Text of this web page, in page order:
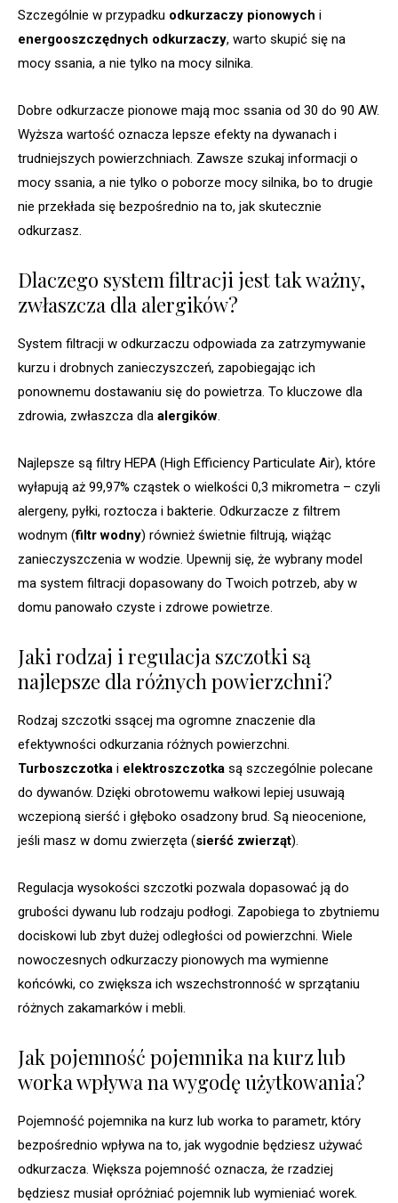
Szczególnie w przypadku odkurzaczy pionowych i
energooszczędnych odkurzaczy, warto skupić się na
mocy ssania, a nie tylko na mocy silnika.
Dobre odkurzacze pionowe mają moc ssania od 30 do 90 AW.
Wyższa wartość oznacza lepsze efekty na dywanach i
trudniejszych powierzchniach. Zawsze szukaj informacji o
mocy ssania, a nie tylko o poborze mocy silnika, bo to drugie
nie przekłada się bezpośrednio na to, jak skutecznie
odkurzasz.
Dlaczego system filtracji jest tak ważny,
zwłaszcza dla alergików?
System filtracji w odkurzaczu odpowiada za zatrzymywanie
kurzu i drobnych zanieczyszczeń, zapobiegając ich
ponownemu dostawaniu się do powietrza. To kluczowe dla
zdrowia, zwłaszcza dla alergików.
Najlepsze są filtry HEPA (High Efficiency Particulate Air), które
wyłapują aż 99,97% cząstek o wielkości 0,3 mikrometra – czyli
alergeny, pyłki, roztocza i bakterie. Odkurzacze z filtrem
wodnym (filtr wodny) również świetnie filtrują, wiążąc
zanieczyszczenia w wodzie. Upewnij się, że wybrany model
ma system filtracji dopasowany do Twoich potrzeb, aby w
domu panowało czyste i zdrowe powietrze.
Jaki rodzaj i regulacja szczotki są
najlepsze dla różnych powierzchni?
Rodzaj szczotki ssącej ma ogromne znaczenie dla
efektywności odkurzania różnych powierzchni.
Turboszczotka i elektroszczotka są szczególnie polecane
do dywanów. Dzięki obrotowemu wałkowi lepiej usuwają
wczepioną sierść i głęboko osadzony brud. Są nieocenione,
jeśli masz w domu zwierzęta (sierść zwierząt).
Regulacja wysokości szczotki pozwala dopasować ją do
grubości dywanu lub rodzaju podłogi. Zapobiega to zbytniemu
dociskowi lub zbyt dużej odległości od powierzchni. Wiele
nowoczesnych odkurzaczy pionowych ma wymienne
końcówki, co zwiększa ich wszechstronność w sprzątaniu
różnych zakamarków i mebli.
Jak pojemność pojemnika na kurz lub
worka wpływa na wygodę użytkowania?
Pojemność pojemnika na kurz lub worka to parametr, który
bezpośrednio wpływa na to, jak wygodnie będziesz używać
odkurzacza. Większa pojemność oznacza, że rzadziej
będziesz musiał opróżniać pojemnik lub wymieniać worek.